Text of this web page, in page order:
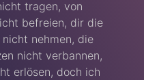
tragen, von
befreien, dir die
nehmen, die
nicht verbannen,
erlösen, doch ich